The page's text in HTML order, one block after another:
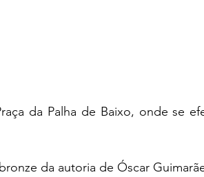
da Palha de Baixo, onde se
da autoria de Óscar